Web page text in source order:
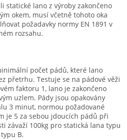
li statické lano z výroby zakončeno
okem, musí včetně tohoto oka
požadavky normy EN 1891 v
rozsahu.
počet pádů, které lano
přetrhu. Testuje se na pádové věži
faktoru 1, lano je zakončeno
uzlem. Pády jsou opakovány
3 minut, normou požadované
je 5 za sebou jdoucích pádů při
závaží 100kg pro statická lana typu
B.